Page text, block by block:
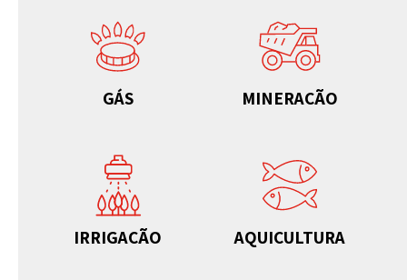
GÁS MINERAÇÃO
IRRIGAÇÃO AQUICULTURA